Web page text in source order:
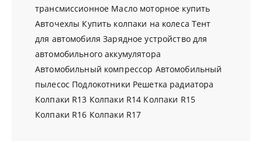
трансмиссионное Масло моторное купить
Авточехлы Купить колпаки на колеса Тент
для автомобиля Зарядное устройство для
автомобильного аккумулятора
Автомобильный компрессор Автомобильный
пылесос Подлокотники Решетка радиатора
Колпаки R13 Колпаки R14 Колпаки R15
Колпаки R16 Колпаки R17